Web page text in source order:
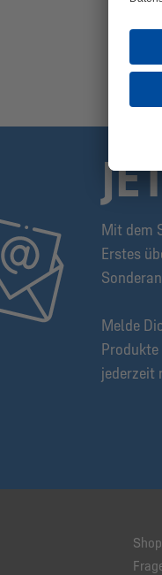
Mit dem
Erstes
Melde
jederzeit